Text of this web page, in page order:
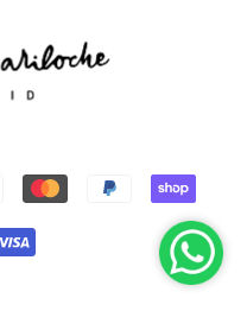
nuestracolección de
las estaciones. O
aportan un toque
y funcional para
un vistazo a nuestras
look sin perder